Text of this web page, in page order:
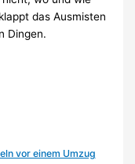
das Ausmisten
Dingen.
vor einem Umzug